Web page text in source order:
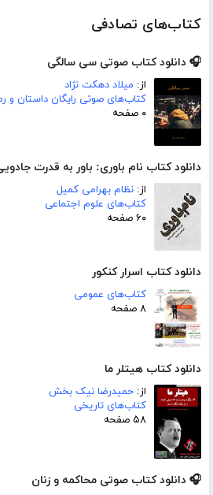
کتاب‌های تصادفی
🎧 دانلود کتاب صوتی سی سالگی
از: میلاد دهکت نژاد
کتاب‌های صوتی رایگان داستان و
۰ صفحه
دانلود کتاب نام باوری: باور به قدرت
از: نظام بهرامی کمیل
کتاب‌های علوم اجتماعی
۶۰ صفحه
دانلود کتاب اسرار کنکور
کتاب‌های عمومی
۸ صفحه
دانلود کتاب هیتلر ما
از: حمیدرضا نیک بخش
کتاب‌های تاریخی
۵۸ صفحه
🎧 دانلود کتاب صوتی محاکمه و زنان